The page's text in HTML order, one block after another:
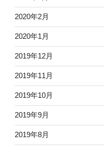
2020年2月
2020年1月
2019年12月
2019年11月
2019年10月
2019年9月
2019年8月